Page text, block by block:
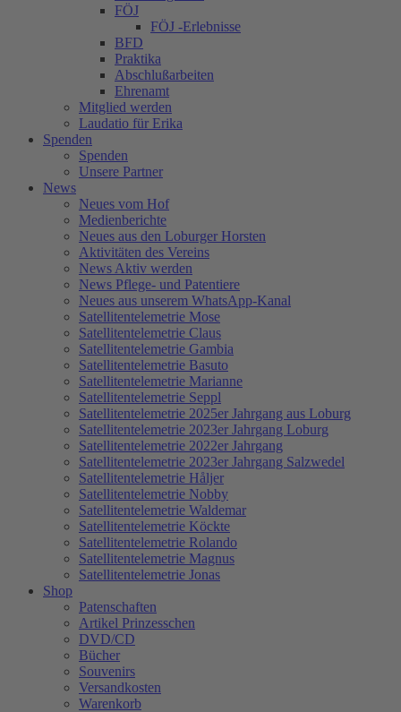
FÖJ
FÖJ -Erlebnisse
BFD
Praktika
Abschlußarbeiten
Ehrenamt
Mitglied werden
Laudatio für Erika
Spenden
Spenden
Unsere Partner
News
Neues vom Hof
Medienberichte
Neues aus den Loburger Horsten
Aktivitäten des Vereins
News Aktiv werden
News Pflege- und Patentiere
Neues aus unserem WhatsApp-Kanal
Satellitentelemetrie Mose
Satellitentelemetrie Claus
Satellitentelemetrie Gambia
Satellitentelemetrie Basuto
Satellitentelemetrie Marianne
Satellitentelemetrie Seppl
Satellitentelemetrie 2025er Jahrgang aus Loburg
Satellitentelemetrie 2023er Jahrgang Loburg
Satellitentelemetrie 2022er Jahrgang
Satellitentelemetrie 2023er Jahrgang Salzwedel
Satellitentelemetrie Håljer
Satellitentelemetrie Nobby
Satellitentelemetrie Waldemar
Satellitentelemetrie Köckte
Satellitentelemetrie Rolando
Satellitentelemetrie Magnus
Satellitentelemetrie Jonas
Shop
Patenschaften
Artikel Prinzesschen
DVD/CD
Bücher
Souvenirs
Versandkosten
Warenkorb